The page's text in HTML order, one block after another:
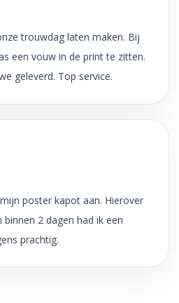
trouwdag laten maken. Bij
een vouw in de print te zitten.
geleverd. Top service.
poster kapot aan. Hierover
2 dagen had ik een
prachtig.